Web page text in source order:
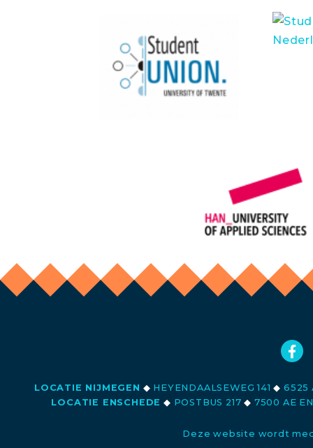
LOCATIE NIJMEGEN ◆ HEYENDAALSEWEG 141◆ 6525
LOCATIE ENSCHEDE ◆ POSTBUS 217◆ 7500 AE
Deze website wordt